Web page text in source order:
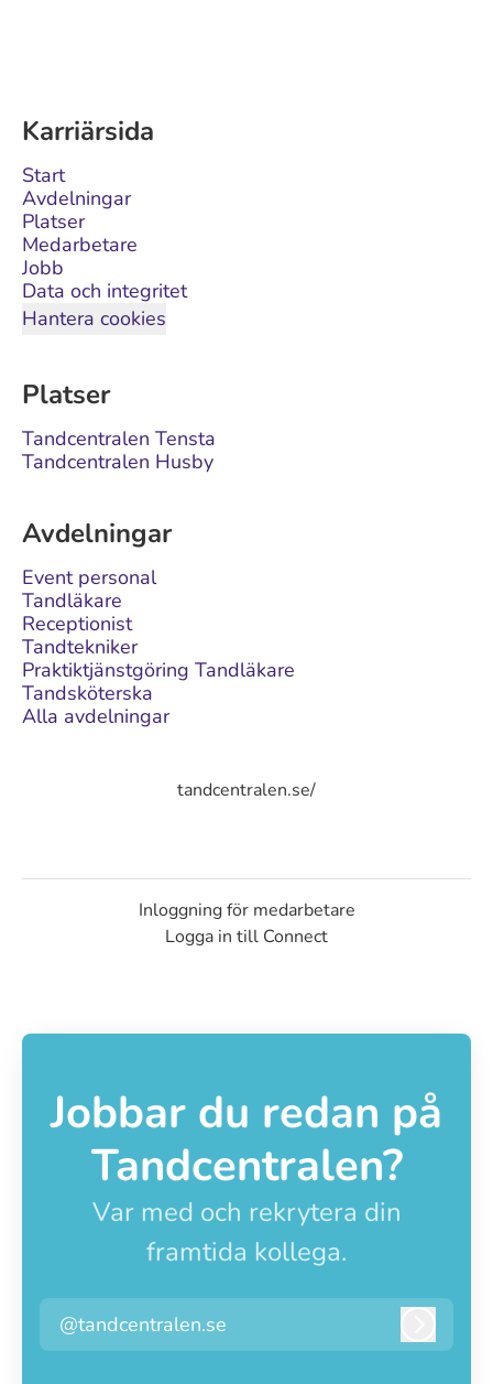
Karriärsida
Start
Avdelningar
Platser
Medarbetare
Jobb
Data och integritet
Hantera cookies
Platser
Tandcentralen Tensta
Tandcentralen Husby
Avdelningar
Event personal
Tandläkare
Receptionist
Tandtekniker
Praktiktjänstgöring Tandläkare
Tandsköterska
Alla avdelningar
tandcentralen.se/
Inloggning för medarbetare
Logga in till Connect
Jobbar du redan på
Tandcentralen?
Var med och rekrytera din
framtida kollega.
@tandcentralen.se